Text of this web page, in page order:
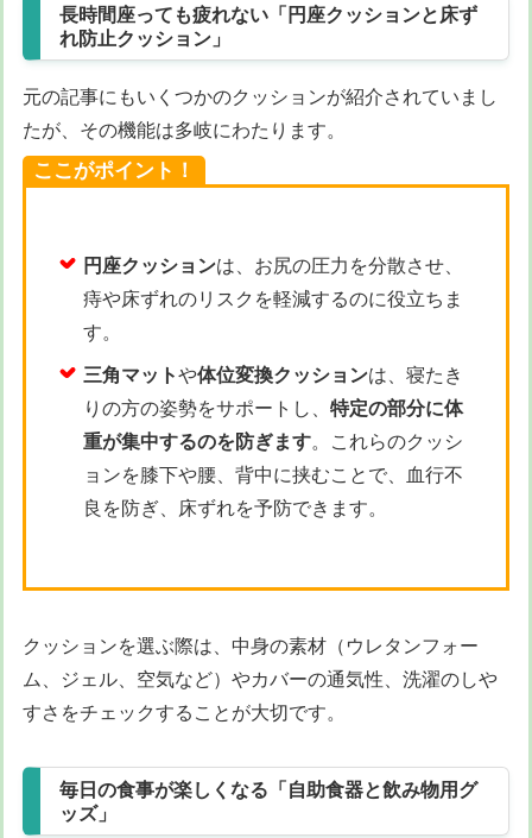
長時間座っても疲れない「円座クッションと床ず
れ防止クッション」
元の記事にもいくつかのクッションが紹介されていまし
たが、その機能は多岐にわたります。
ここがポイント！
円座クッションは、お尻の圧力を分散させ、
痔や床ずれのリスクを軽減するのに役立ちま
す。
三角マットや体位変換クッションは、寝たき
りの方の姿勢をサポートし、 特定の部分に体
重が集中するのを防ぎます。これらのクッシ
ョンを膝下や腰、背中に挟むことで、血行不
良を防ぎ、床ずれを予防できます。
クッションを選ぶ際は、中身の素材（ウレタンフォー
ム、ジェル、空気など）やカバーの通気性、洗濯のしや
すさをチェックすることが大切です。
毎日の食事が楽しくなる「自助食器と飲み物用グ
ッズ」